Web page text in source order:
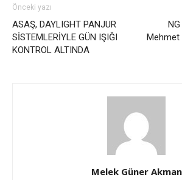
Önceki yazı
ASAŞ, DAYLIGHT PANJUR
SİSTEMLERİYLE GÜN IŞIĞI
KONTROL ALTINDA
Mehmet
Melek Güner Akman